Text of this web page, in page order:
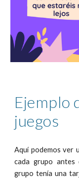
Ejemplo
juegos
Aquí podemos ver
cada grupo antes
grupo tenía una